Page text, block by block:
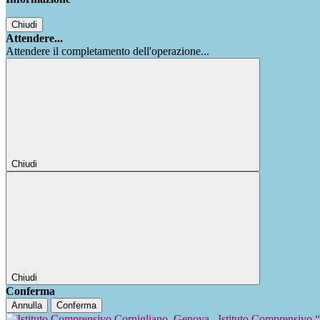
Chiudi
Attendere...
Attendere il completamento dell'operazione...
Chiudi
Chiudi
Conferma
Annulla Conferma